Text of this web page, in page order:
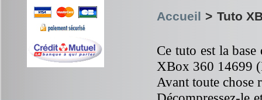
Accueil > Tuto
Ce tuto est la
XBox 360 14699
Avant toute chose